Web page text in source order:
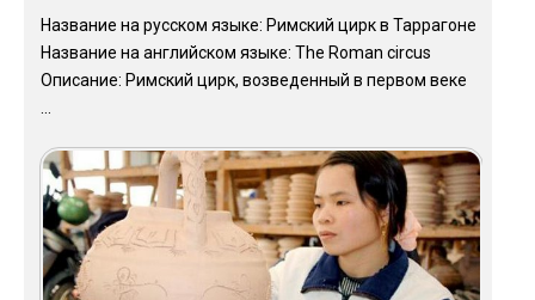
Название на русском языке: Римский цирк в Таррагоне
Название на английском языке: The Roman circus
Описание: Римский цирк, возведенный в первом веке